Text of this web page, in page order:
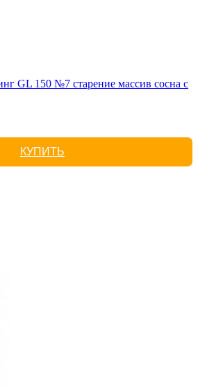
GL 150 №7 старение массив сосна с
КУПИТЬ